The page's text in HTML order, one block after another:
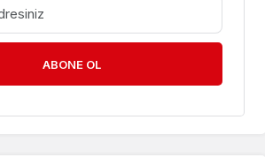
ABONE OL